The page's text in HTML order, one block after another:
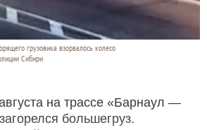
грузовика взорвалось колесо
Сибири
на трассе «Барнаул —
большегруз.